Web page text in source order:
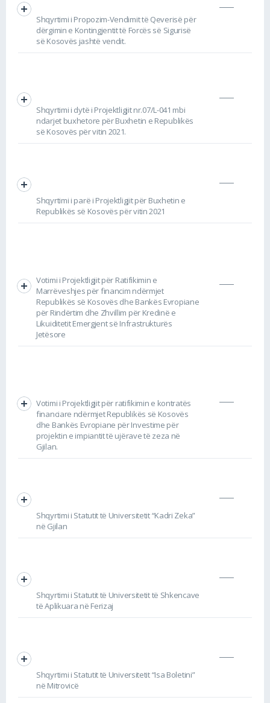
Shqyrtimi i Propozim-Vendimit të Qeverisë për
dërgimin e Kontingjentit të Forcës së Sigurisë
së Kosovës jashtë vendit.
Shqyrtimi i dytë i Projektligjit nr.07/L-041 mbi
ndarjet buxhetore për Buxhetin e Republikës
së Kosovës për vitin 2021.
Shqyrtimi i parë i Projektligjit për Buxhetin e
Republikës së Kosovës për vitin 2021
Votimi i Projektligjit për Ratifikimin e
Marrëveshjes për financim ndërmjet
Republikës së Kosovës dhe Bankës Evropiane
për Rindërtim dhe Zhvillim për Kredinë e
Likuiditetit Emergjent së Infrastrukturës
Jetësore
Votimi i Projektligjit për ratifikimin e kontratës
financiare ndërmjet Republikës së Kosovës
dhe Bankës Evropiane për Investime për
projektin e impiantit të ujërave të zeza në
Gjilan.
Shqyrtimi i Statutit të Universitetit “Kadri Zeka”
në Gjilan
Shqyrtimi i Statutit të Universitetit të Shkencave
të Aplikuara në Ferizaj
Shqyrtimi i Statutit të Universitetit “Isa Boletini”
në Mitrovicë